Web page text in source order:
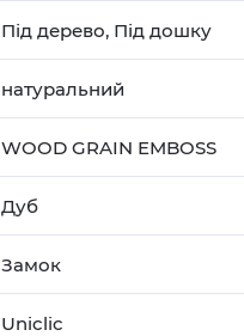
Під дерево, Під дошку
натуральний
WOOD GRAIN EMBOSS
Дуб
Замок
Uniclic